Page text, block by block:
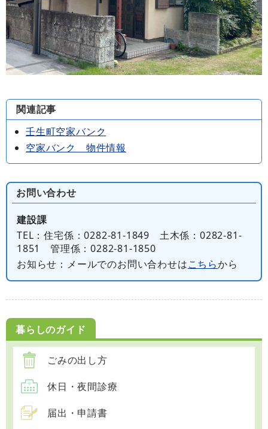
関連記事
壬生町空家バンク
空家バンク 物件情報
お問い合わせ
建設課
TEL ：住宅係：0282-81-1849 土木係：0282-81-
1851 管理係：0282-81-1850
お知らせ ：メールでのお問い合わせはこちらから
暮らしのガイド
ごみの出し方
休日・夜間診療
届出・申請書